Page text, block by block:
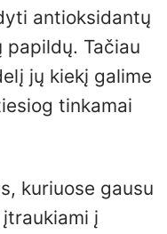
antioksidantų
Tačiau
jų kiekį galime
tinkamai
kuriuose gausu
į